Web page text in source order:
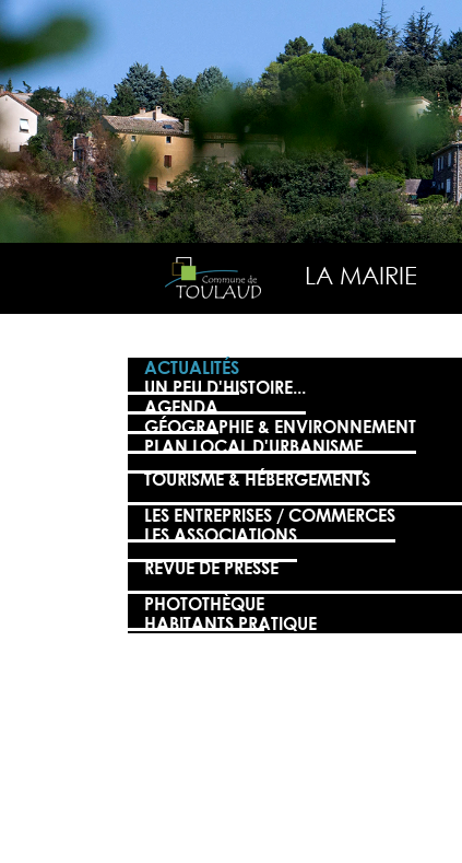
LA MAIRIE
ACTUALITÉS
UN PEU D'HISTOIRE...
AGENDA
GÉOGRAPHIE & ENVIRONNEMENT
PLAN LOCAL D'URBANISME
TOURISME & HÉBERGEMENTS
LES ENTREPRISES / COMMERCES
LES ASSOCIATIONS
REVUE DE PRESSE
PHOTOTHÈQUE
HABITANTS PRATIQUE